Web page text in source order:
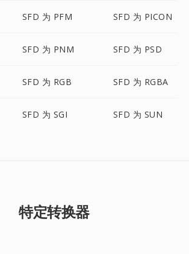
SFD 为 PFM SFD 为 PICON
SFD 为 PNM SFD 为 PSD
SFD 为 RGB SFD 为 RGBA
SFD 为 SGI SFD 为 SUN
特定转换器